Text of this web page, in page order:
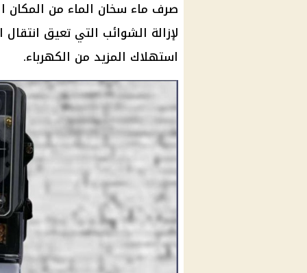
لإزالة الشوائب التي تعيق
استهلاك المزيد من الكهرباء.